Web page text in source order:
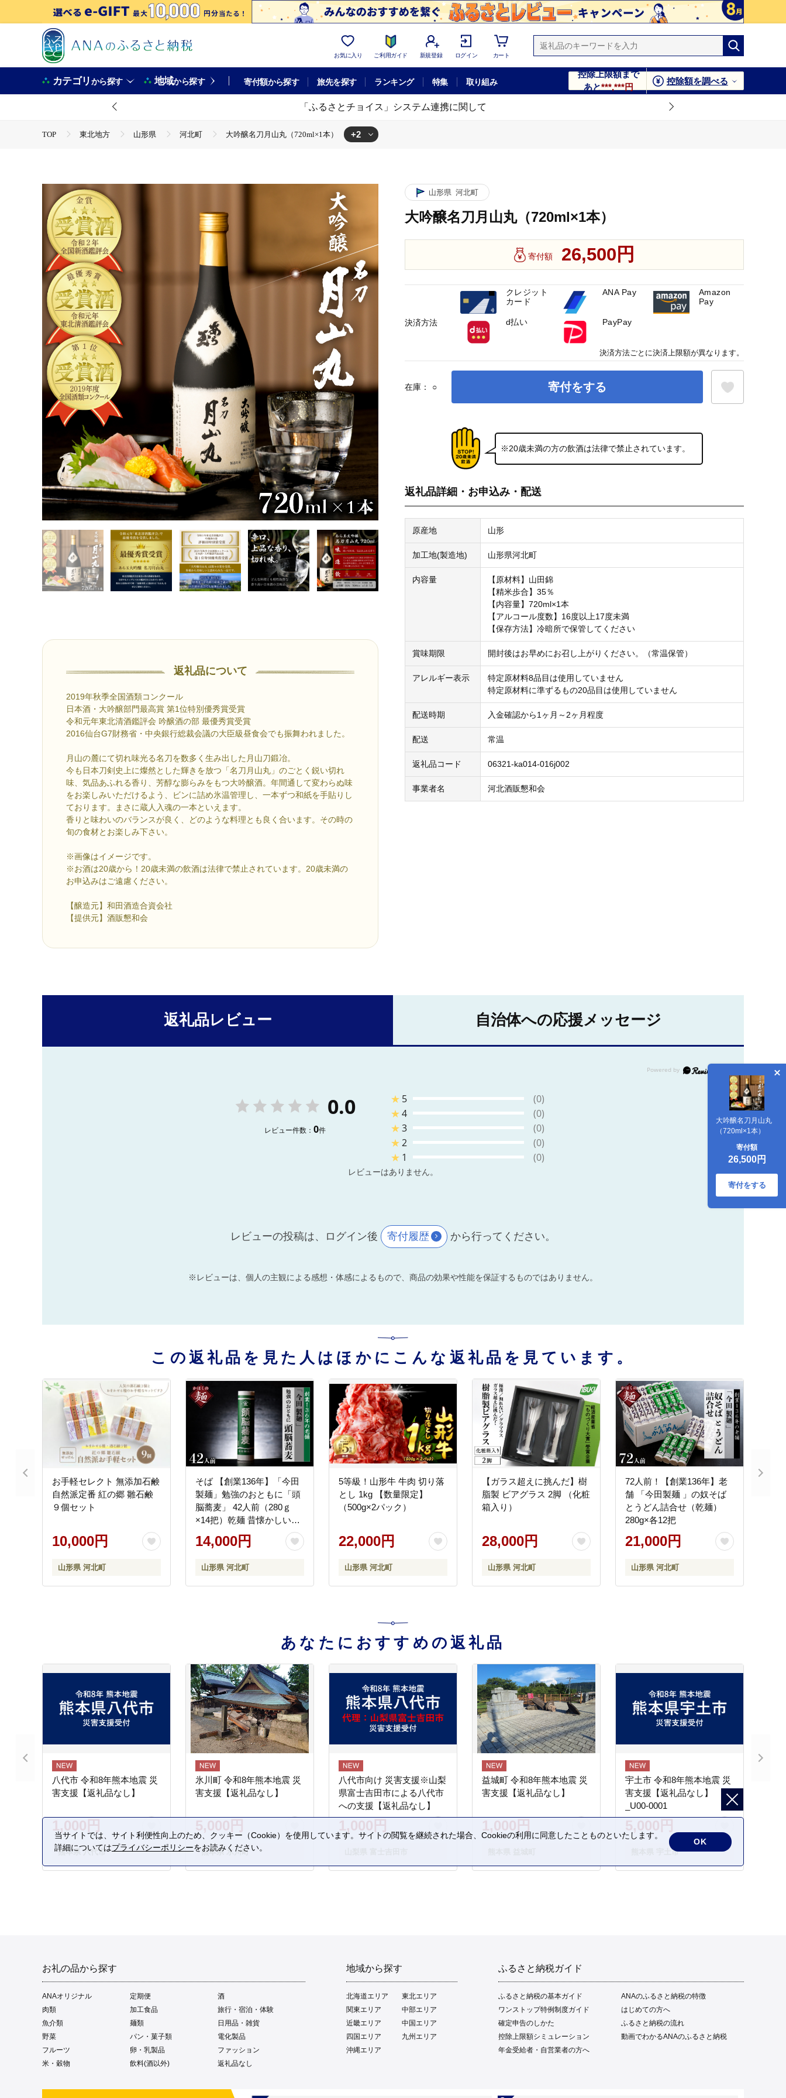
お気に入り ご利用ガイド 新規登録 ログイン カート
カテゴリから探す 地域から探す 寄付額から探す 旅先を探す ランキング 特集 取り組み
控除上限額まで
あと***,***円
控除額を調べる
「ふるさとチョイス」システム連携に関して
TOP 東北地方 山形県 河北町 大吟醸名刀月山丸（720ml×1本） +2
返礼品について
2019年秋季全国酒類コンクール
日本酒・大吟醸部門最高賞 第1位特別優秀賞受賞
令和元年東北清酒鑑評会 吟醸酒の部 最優秀賞受賞
2016仙台G7財務省・中央銀行総裁会議の大臣級昼食会でも振舞われました。
月山の麓にて切れ味光る名刀を数多く生み出した月山刀鍛冶。
今も日本刀剣史上に燦然とした輝きを放つ「名刀月山丸」のごとく鋭い切れ
味、気品あふれる香り、芳醇な膨らみをもつ大吟醸酒。年間通して変わらぬ味
をお楽しみいただけるよう、ビンに詰め氷温管理し、一本ずつ和紙を手貼りし
ております。まさに蔵人入魂の一本といえます。
香りと味わいのバランスが良く、どのような料理とも良く合います。その時の
旬の食材とお楽しみ下さい。
※画像はイメージです。
※お酒は20歳から！20歳未満の飲酒は法律で禁止されています。20歳未満の
お申込みはご遠慮ください。
【醸造元】和田酒造合資会社
【提供元】酒販懇和会
山形県 河北町
大吟醸名刀月山丸（720ml×1本）
寄付額 26,500円
在庫： ○ 寄付をする
大吟醸名刀月山丸
（720ml×1本）
寄付額
26,500円
寄付をする
※20歳未満の方の飲酒は法律で禁止されています。
返礼品詳細・お申込み・配送
原産地 山形
加工地(製造地) 山形県河北町
内容量
【原材料】山田錦
【精米歩合】35％
【内容量】720ml×1本
【アルコール度数】16度以上17度未満
【保存方法】冷暗所で保管してください
賞味期限 開封後はお早めにお召し上がりください。（常温保管）
アレルギー表示
特定原材料8品目は使用していません
特定原材料に準ずるもの20品目は使用していません
配送時期 入金確認から1ヶ月～2ヶ月程度
配送 常温
返礼品コード 06321-ka014-016j002
事業者名 河北酒販懇和会
決済方法
クレジット
カード
ANA Pay
Amazon
Pay
d払い PayPay
決済方法ごとに決済上限額が異なります。
返礼品レビュー 自治体への応援メッセージ
0.0
レビュー件数： 0件
★ 5
(0)
★4
(0)
★3
(0)
★2
(0)
★ 1 (0)
レビューはありません。
レビューの投稿は、ログイン後 寄付履歴 から行ってください。
※レビューは、個人の主観による感想・体感によるもので、商品の効果や性能を保証するものではありません。
この返礼品を見た人はほかにこんな返礼品を見ています。
お手軽セレクト 無添加石鹸
自然派定番 紅の郷 雛石鹸
９個セット
10,000円
山形県 河北町
そば 【創業136年】「今田
製麺」勉強のおともに「頭
脳蕎麦」 42人前（280ｇ
×14把）乾麺 昔懐かしい
「頭脳パン」の原料『頭脳
粉』をつなぎに使用！
14,000円
山形県 河北町
5等級！山形牛 牛肉 切り落
とし 1kg 【数量限定】
（500g×2パック）
22,000円
山形県 河北町
【ガラス超えに挑んだ】樹
脂製 ビアグラス 2脚 （化粧
箱入り）
28,000円
山形県 河北町
72人前！【創業136年】老
舗 「今田製麺 」の奴そば
とうどん詰合せ（乾麺）
280g×各12把
21,000円
山形県 河北町
あなたにおすすめの返礼品
八代市 令和8年熊本地震 災
害支援【返礼品なし】
1,000円
熊本県 八代市
氷川町 令和8年熊本地震 災
害支援【返礼品なし】
5,000円
熊本県 氷川町
八代市向け 災害支援※山梨
県富士吉田市による八代市
への支援【返礼品なし】
1,000円
益城町 令和8年熊本地震 災
害支援【返礼品なし】
1,000円
宇土市 令和8年熊本地震 災
害支援【返礼品なし】
_U00-0001
5,000円
熊本県 宇土市
お礼の品から探す
ANAオリジナル 定期便
酒
肉類
加工食品
旅行・宿泊・体験
魚介類
麺類
日用品・雑貨
野菜
パン・菓子類
電化製品
フルーツ
卵・乳製品
ファッション
米・穀物
飲料(酒以外) 返礼品なし
地域から探す
北海道エリア
東北エリア
関東エリア
中部エリア
近畿エリア
中国エリア
四国エリア
九州エリア
沖縄エリア
ふるさと納税ガイド
ふるさと納税の基本ガイド
ANAのふるさと納税の特徴
ワンストップ特例制度ガイド
はじめての方へ
確定申告のしかた
ふるさと納税の流れ
控除上限額シミュレーション
動画でわかるANAのふるさと納税
年金受給者・自営業者の方へ
当サイトでは、サイト利便性向上のため、クッキー（Cookie）を使用しています。サイトの閲覧を継続された場合、Cookieの利用に同意したことものといたします。
詳細についてはプライバシーポリシーをお読みください。
OK